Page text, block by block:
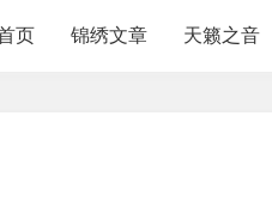
页 锦绣文章 天籁之音